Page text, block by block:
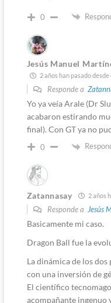
0
Jesús Manuel
2 años han pasado
Responde a
Yo ya veía Arale (Dr
acabaron estirando
final). Con GT ya no
0
Zatannasay 2 años
Responde a Jesús
Basicamente mi caso.
Dragon Ball fue la
La dinámica de los
con una inversión de
El científico
acompañante ingenuo